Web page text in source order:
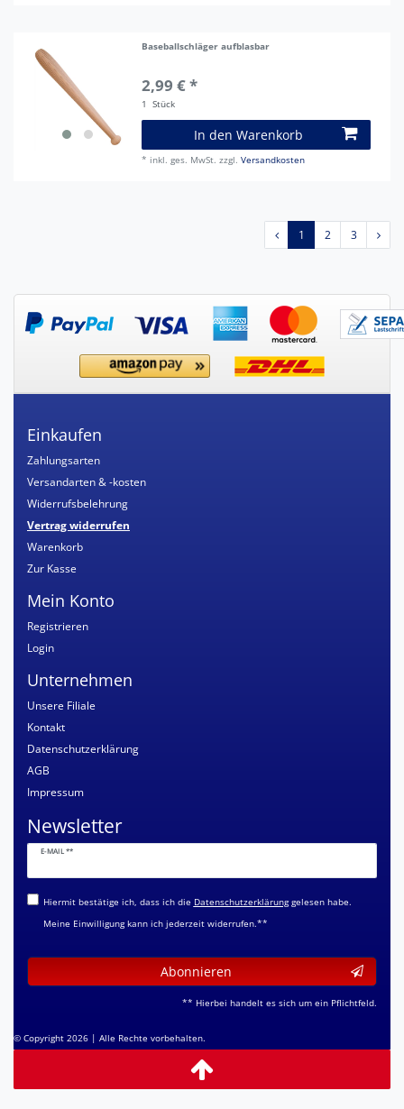
Baseballschläger aufblasbar
2,99 € *
1 Stück
In den Warenkorb
* inkl. ges. MwSt. zzgl.Versandkosten
1 2 3
Einkaufen
Zahlungsarten
Versandarten & -kosten
Widerrufsbelehrung
Vertrag widerrufen
Warenkorb
Zur Kasse
Mein Konto
Registrieren
Login
Unternehmen
Unsere Filiale
Kontakt
Datenschutzerklärung
AGB
Impressum
Newsletter
E-MAIL **
Newsletter
Honig
Hiermit bestätige ich, dass ich die Daten­schutz­erklärunggelesen habe.
Meine Einwilligung kann ich jederzeit widerrufen.**
Abonnieren
** Hierbei handelt es sich um ein Pflichtfeld.
© Copyright 2026 | Alle Rechte vorbehalten.